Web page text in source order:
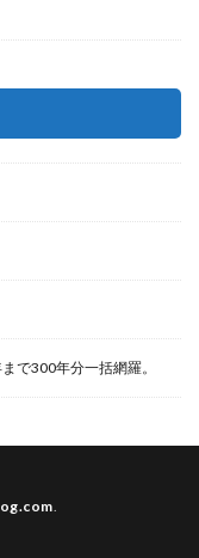
で300年分一括網羅。
.